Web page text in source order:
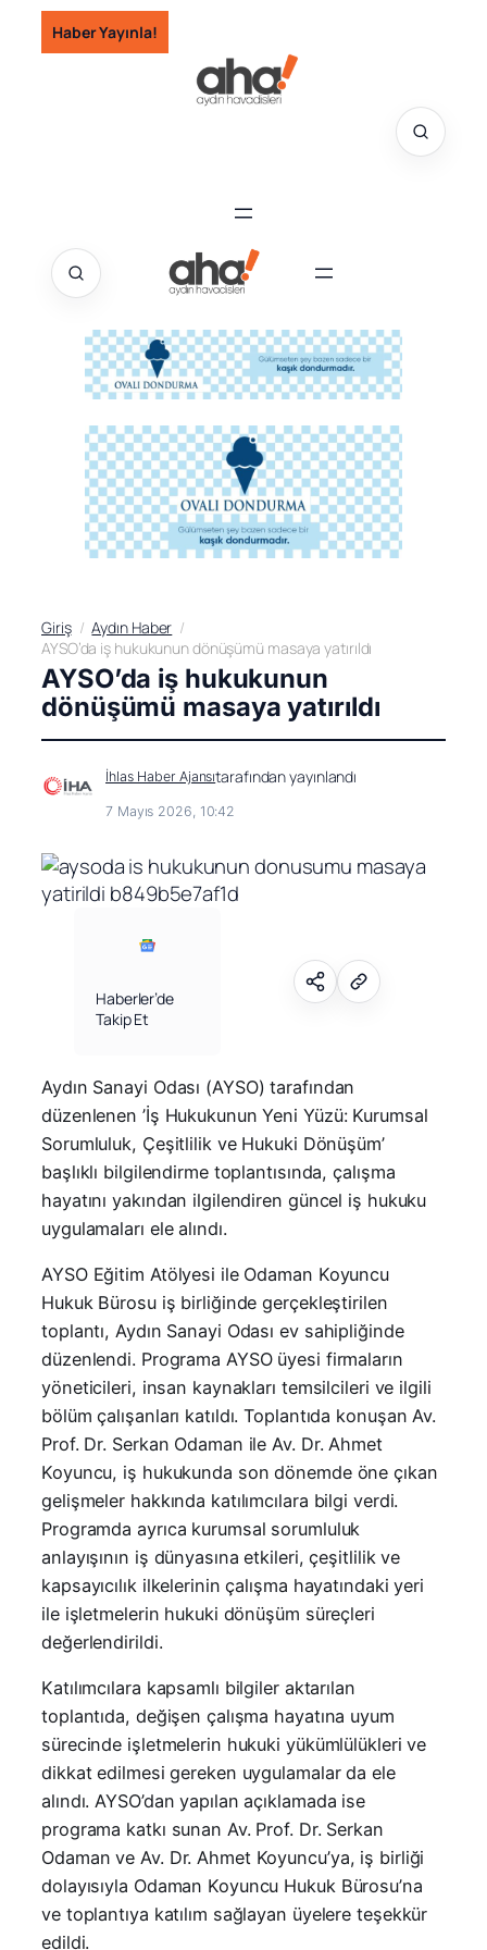
İçeriğe
geç
Haber Yayınla!
Giriş
Aydın Haber
AYSO’da iş hukukunun dönüşümü masaya yatırıldı
AYSO’da iş hukukunun
dönüşümü masaya yatırıldı
İhlas Haber Ajansıtarafından yayınlandı
7 Mayıs 2026, 10:42
Haberler’de
Takip Et
Aydın Sanayi Odası (AYSO) tarafından
düzenlenen ’İş Hukukunun Yeni Yüzü: Kurumsal
Sorumluluk, Çeşitlilik ve Hukuki Dönüşüm’
başlıklı bilgilendirme toplantısında, çalışma
hayatını yakından ilgilendiren güncel iş hukuku
uygulamaları ele alındı.
AYSO Eğitim Atölyesi ile Odaman Koyuncu
Hukuk Bürosu iş birliğinde gerçekleştirilen
toplantı, Aydın Sanayi Odası ev sahipliğinde
düzenlendi. Programa AYSO üyesi firmaların
yöneticileri, insan kaynakları temsilcileri ve ilgili
bölüm çalışanları katıldı. Toplantıda konuşan Av.
Prof. Dr. Serkan Odaman ile Av. Dr. Ahmet
Koyuncu, iş hukukunda son dönemde öne çıkan
gelişmeler hakkında katılımcılara bilgi verdi.
Programda ayrıca kurumsal sorumluluk
anlayışının iş dünyasına etkileri, çeşitlilik ve
kapsayıcılık ilkelerinin çalışma hayatındaki yeri
ile işletmelerin hukuki dönüşüm süreçleri
değerlendirildi.
Katılımcılara kapsamlı bilgiler aktarılan
toplantıda, değişen çalışma hayatına uyum
sürecinde işletmelerin hukuki yükümlülükleri ve
dikkat edilmesi gereken uygulamalar da ele
alındı. AYSO’dan yapılan açıklamada ise
programa katkı sunan Av. Prof. Dr. Serkan
Odaman ve Av. Dr. Ahmet Koyuncu’ya, iş birliği
dolayısıyla Odaman Koyuncu Hukuk Bürosu’na
ve toplantıya katılım sağlayan üyelere teşekkür
edildi.